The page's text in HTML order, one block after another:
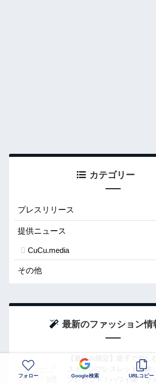
カテゴリー
プレスリリース
提供ニュース
CuCu.media
その他
最新のファッション情
【夏休み限定】親子で楽し
ストーンブレスレット体験
プレゼント！ハワイ発「マ
フォロー Google検索 URLコピー